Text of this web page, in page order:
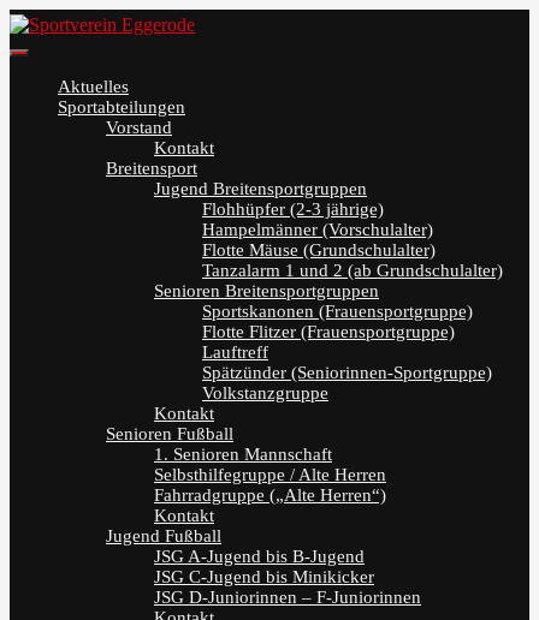
Skip
to
Aktuelles
Sportabteilungen
Vorstand
Kontakt
Breitensport
Jugend Breitensportgruppen
Flohhüpfer (2-3 jährige)
Hampelmänner (Vorschulalter)
Flotte Mäuse (Grundschulalter)
Tanzalarm 1 und 2 (ab Grundschulalter)
Senioren Breitensportgruppen
Sportskanonen (Frauensportgruppe)
Flotte Flitzer (Frauensportgruppe)
Lauftreff
Spätzünder (Seniorinnen-Sportgruppe)
Volkstanzgruppe
Kontakt
Senioren Fußball
1. Senioren Mannschaft
Selbsthilfegruppe / Alte Herren
Fahrradgruppe („Alte Herren“)
Kontakt
Jugend Fußball
JSG A-Jugend bis B-Jugend
JSG C-Jugend bis Minikicker
JSG D-Juniorinnen – F-Juniorinnen